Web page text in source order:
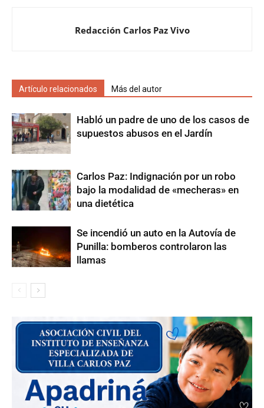
Redacción Carlos Paz Vivo
Artículo relacionados Más del autor
Habló un padre de uno de los casos de
supuestos abusos en el Jardín
Carlos Paz: Indignación por un robo
bajo la modalidad de «mecheras» en
una dietética
Se incendió un auto en la Autovía de
Punilla: bomberos controlaron las
llamas